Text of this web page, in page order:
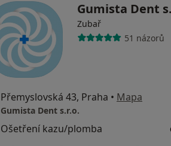
Gumista Dent
Zubař
51 názorů
Přemyslovská 43, Praha • Mapa
Gumista Dent s.r.o.
Ošetření kazu/plomba